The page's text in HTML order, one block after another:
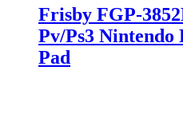
Frisby FGP-
Pv/Ps3 Nintendo
Pad